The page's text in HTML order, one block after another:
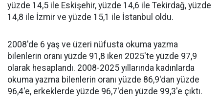
yüzde 14,5 ile Eskişehir, yüzde 14,6 ile Tekirdağ, yüzde
14,8 ile İzmir ve yüzde 15,1 ile İstanbul oldu.
2008'de 6 yaş ve üzeri nüfusta okuma yazma
bilenlerin oranı yüzde 91,8 iken 2025'te yüzde 97,9
olarak hesaplandı. 2008-2025 yıllarında kadınlarda
okuma yazma bilenlerin oranı yüzde 86,9'dan yüzde
96,4'e, erkeklerde yüzde 96,7'den yüzde 99,3'e çıktı.